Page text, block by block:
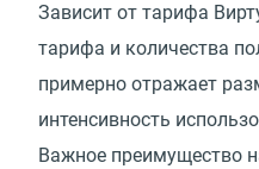
Зависит от тарифа
тарифа и количества
примерно отражает
интенсивность
Важное преимущество